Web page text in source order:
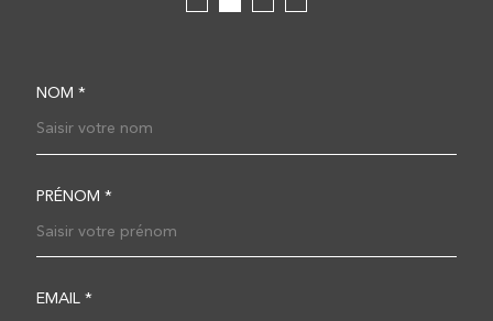
NOM *
PRÉNOM *
EMAIL *